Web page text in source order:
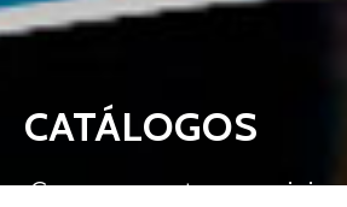
CATÁLOGOS
Conoce nuestros servicios.